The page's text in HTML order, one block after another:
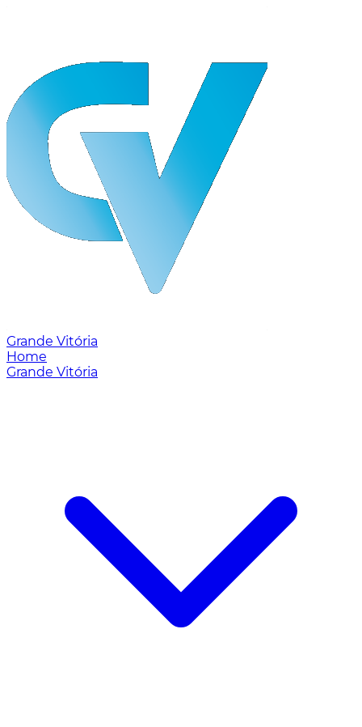
Grande Vitória
Home
Grande Vitória